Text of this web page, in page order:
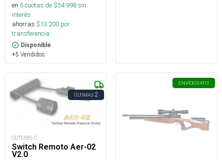
en 6cuotas de $54.998sin
interés
ahorras $13.200 por
transferencia.
Disponible
+5 Vendidos
ÚLTIMAS2
OUT5585-C
Switch Remoto Aer-02
V2.0
ENVÍOGRATIS